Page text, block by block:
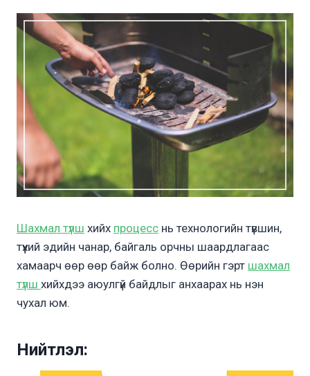
Шахмал түлш хийх процесс нь технологийн түвшин,
түүхий эдийн чанар, байгаль орчны шаардлагаас
хамаарч өөр өөр байж болно. Өөрийн гэрт шахмал
түлш хийхдээ аюулгүй байдлыг анхаарах нь нэн
чухал юм.
Нийтлэл: